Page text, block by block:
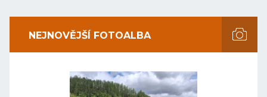
NEJNOVĚJŠÍ FOTOALBA